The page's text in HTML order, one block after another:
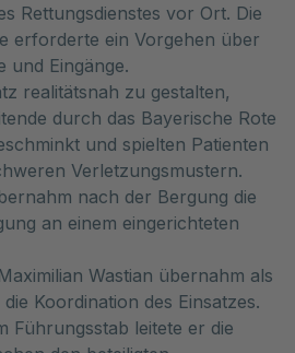
Rettungsdienstes vor Ort. Die
erforderte ein Vorgehen über
und Eingänge.
realitätsnah zu gestalten,
durch das Bayerische Rote
und spielten Patienten
Verletzungsmustern.
nach der Bergung die
an einem eingerichteten
Wastian übernahm als
Koordination des Einsatzes.
Führungsstab leitete er die